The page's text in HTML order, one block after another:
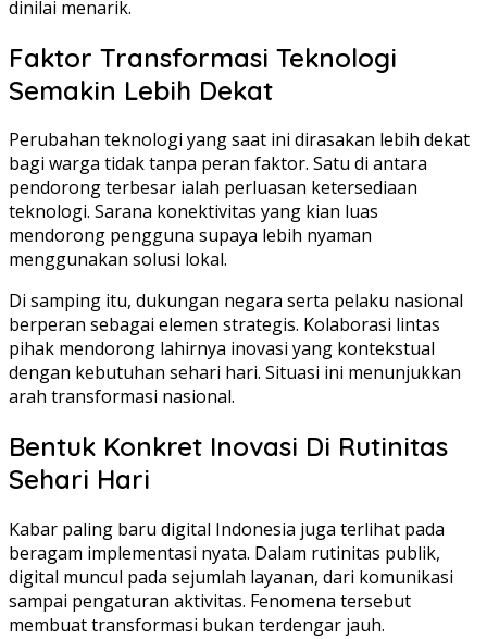
dinilai menarik.
Faktor Transformasi Teknologi
Semakin Lebih Dekat
Perubahan teknologi yang saat ini dirasakan lebih dekat
bagi warga tidak tanpa peran faktor. Satu di antara
pendorong terbesar ialah perluasan ketersediaan
teknologi. Sarana konektivitas yang kian luas
mendorong pengguna supaya lebih nyaman
menggunakan solusi lokal.
Di samping itu, dukungan negara serta pelaku nasional
berperan sebagai elemen strategis. Kolaborasi lintas
pihak mendorong lahirnya inovasi yang kontekstual
dengan kebutuhan sehari hari. Situasi ini menunjukkan
arah transformasi nasional.
Bentuk Konkret Inovasi Di Rutinitas
Sehari Hari
Kabar paling baru digital Indonesia juga terlihat pada
beragam implementasi nyata. Dalam rutinitas publik,
digital muncul pada sejumlah layanan, dari komunikasi
sampai pengaturan aktivitas. Fenomena tersebut
membuat transformasi bukan terdengar jauh.